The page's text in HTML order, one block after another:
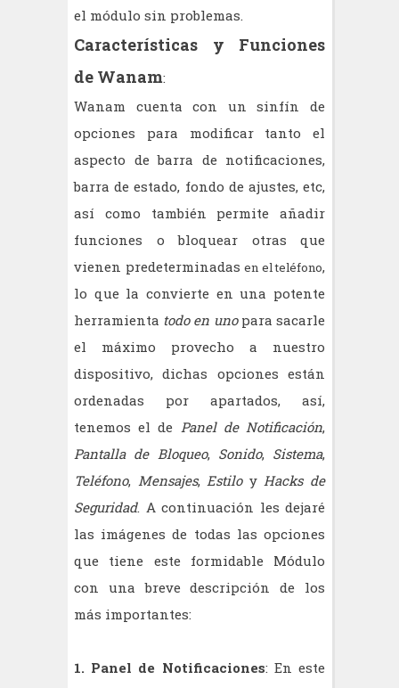
el módulo sin problemas.
Características y Funciones
de Wanam:
Wanam cuenta con un sinfín de
opciones para modificar tanto el
aspecto de barra de notificaciones,
barra de estado, fondo de ajustes, etc,
así como también permite añadir
funciones o bloquear otras que
vienen predeterminadas en el teléfono,
lo que la convierte en una potente
herramienta todo en uno para sacarle
el máximo provecho a nuestro
dispositivo, dichas opciones están
ordenadas por apartados, así,
tenemos el de Panel de Notificación,
Pantalla de Bloqueo, Sonido, Sistema,
Teléfono, Mensajes, Estiloy Hacks de
Seguridad. A continuación les dejaré
las imágenes de todas las opciones
que tiene este formidable Módulo
con una breve descripción de los
más importantes:
1. Panel de Notificaciones: En este